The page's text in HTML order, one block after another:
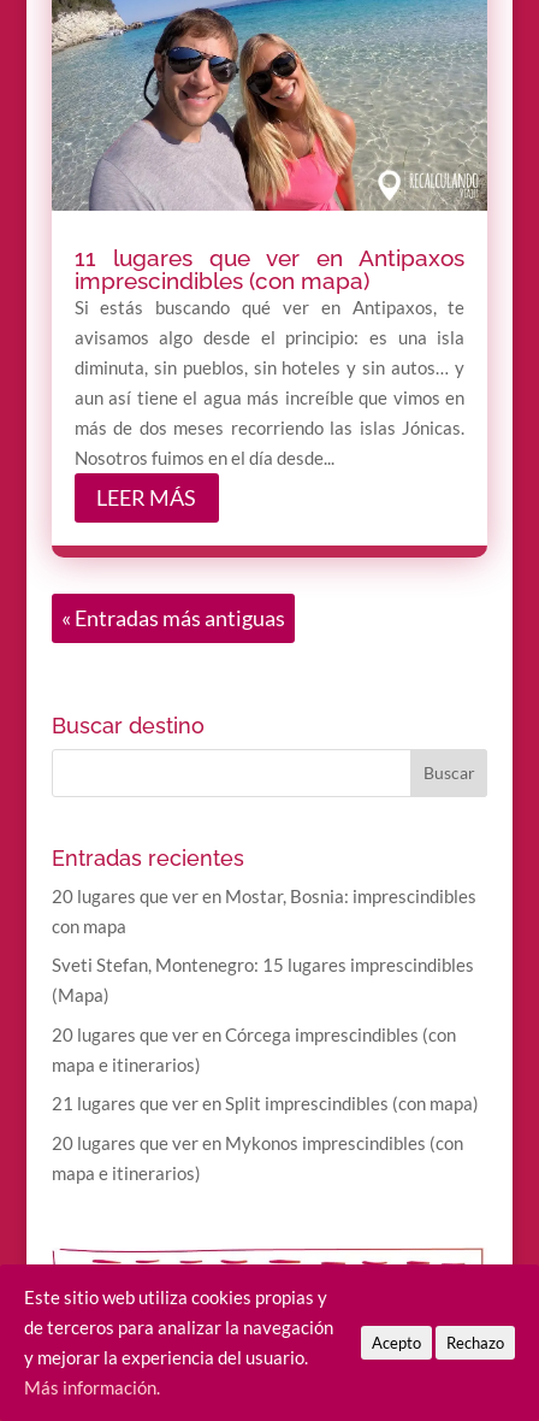
11 lugares que ver en Antipaxos
imprescindibles (con mapa)
Si estás buscando qué ver en Antipaxos, te
avisamos algo desde el principio: es una isla
diminuta, sin pueblos, sin hoteles y sin autos… y
aun así tiene el agua más increíble que vimos en
más de dos meses recorriendo las islas Jónicas.
Nosotros fuimos en el día desde...
LEER MÁS
« Entradas más antiguas
Buscar destino
Entradas recientes
20 lugares que ver en Mostar, Bosnia: imprescindibles
con mapa
Sveti Stefan, Montenegro: 15 lugares imprescindibles
(Mapa)
20 lugares que ver en Córcega imprescindibles (con
mapa e itinerarios)
21 lugares que ver en Split imprescindibles (con mapa)
20 lugares que ver en Mykonos imprescindibles (con
mapa e itinerarios)
Este sitio web utiliza cookies propias y
de terceros para analizar la navegación
y mejorar la experiencia del usuario.
Más información.
Acepto Rechazo